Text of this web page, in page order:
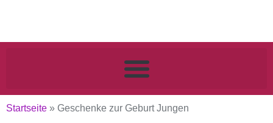
Startseite » Geschenke zur Geburt Jungen